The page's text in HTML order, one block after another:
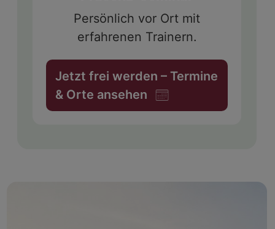
Persönlich vor Ort mit
erfahrenen Trainern.
Jetzt frei werden – Termine
& Orte ansehen